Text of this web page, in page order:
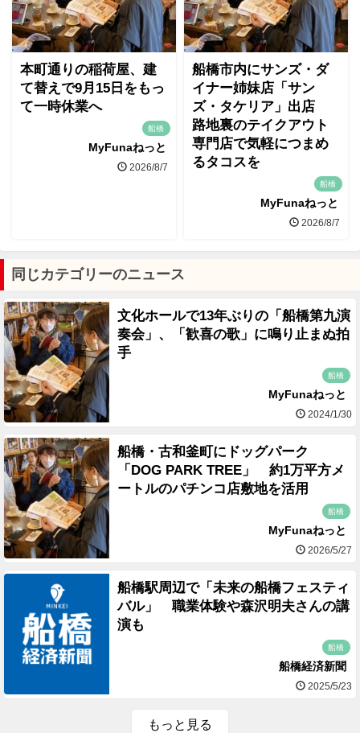
本町通りの稲荷屋、建
て替えで9月15日をもっ
て一時休業へ
船橋
MyFunaねっと
2026/8/7
船橋市内にサンズ・ダ
イナー姉妹店「サン
ズ・タケリア」出店
路地裏のテイクアウト
専門店で気軽につまめ
るタコスを
船橋
MyFunaねっと
2026/8/7
同じカテゴリーのニュース
文化ホールで13年ぶりの「船橋第九演
奏会」、「歓喜の歌」に鳴り止まぬ拍
手
船橋
MyFunaねっと
2024/1/30
船橋・古和釜町にドッグパーク
「DOG PARK TREE」 約1万平方メ
ートルのパチンコ店敷地を活用
船橋
MyFunaねっと
2026/5/27
船橋駅周辺で「未来の船橋フェスティ
バル」 職業体験や森沢明夫さんの講
演も
船橋
船橋経済新聞
2025/5/23
もっと見る